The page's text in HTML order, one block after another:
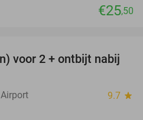
€25,50
25%
voor 2 + ontbijt nabij
9.7 star